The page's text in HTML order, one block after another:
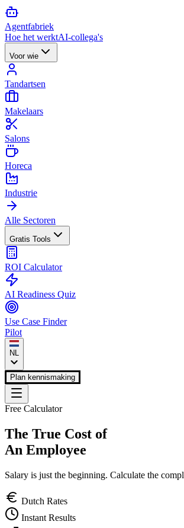
Agentfabriek
Hoe het werktAI-collega's
Voor wie
Tandartsen
Makelaars
Salons
Horeca
Industrie
Alle Sectoren
Gratis Tools
ROI Calculator
AI Readiness Quiz
Use Case Finder
Pilot
NL
Plan kennismaking
Free Calculator
The True Cost of
An Employee
Salary is just the beginning. Calculate the
Dutch Rates
Instant Results